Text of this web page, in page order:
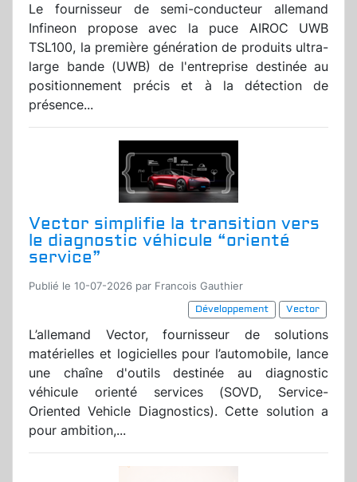
Le fournisseur de semi-conducteur allemand
Infineon propose avec la puce AIROC UWB
TSL100, la première génération de produits ultra-
large bande (UWB) de l'entreprise destinée au
positionnement précis et à la détection de
présence...
Vector simplifie la transition vers
le diagnostic véhicule “orienté
service”
Publié le 10-07-2026 par Francois Gauthier
Développement
Vector
L’allemand Vector, fournisseur de solutions
matérielles et logicielles pour l’automobile, lance
une chaîne d'outils destinée au diagnostic
véhicule orienté services (SOVD, Service-
Oriented Vehicle Diagnostics). Cette solution a
pour ambition,...